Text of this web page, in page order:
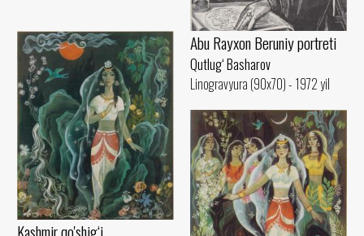
Abu Rayxon Beruniy portreti
Qutlug‘ Basharov
Linogravyura (90x70) - 1972 yil